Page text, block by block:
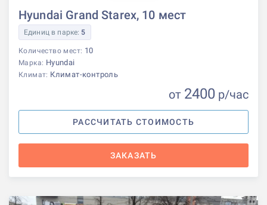
Hyundai Grand Starex, 10 мест
Единиц в парке: 5
Количество мест: 10
Марка: Hyundai
Климат: Климат-контроль
от 2400 р/час
РАССЧИТАТЬ СТОИМОСТЬ
ЗАКАЗАТЬ